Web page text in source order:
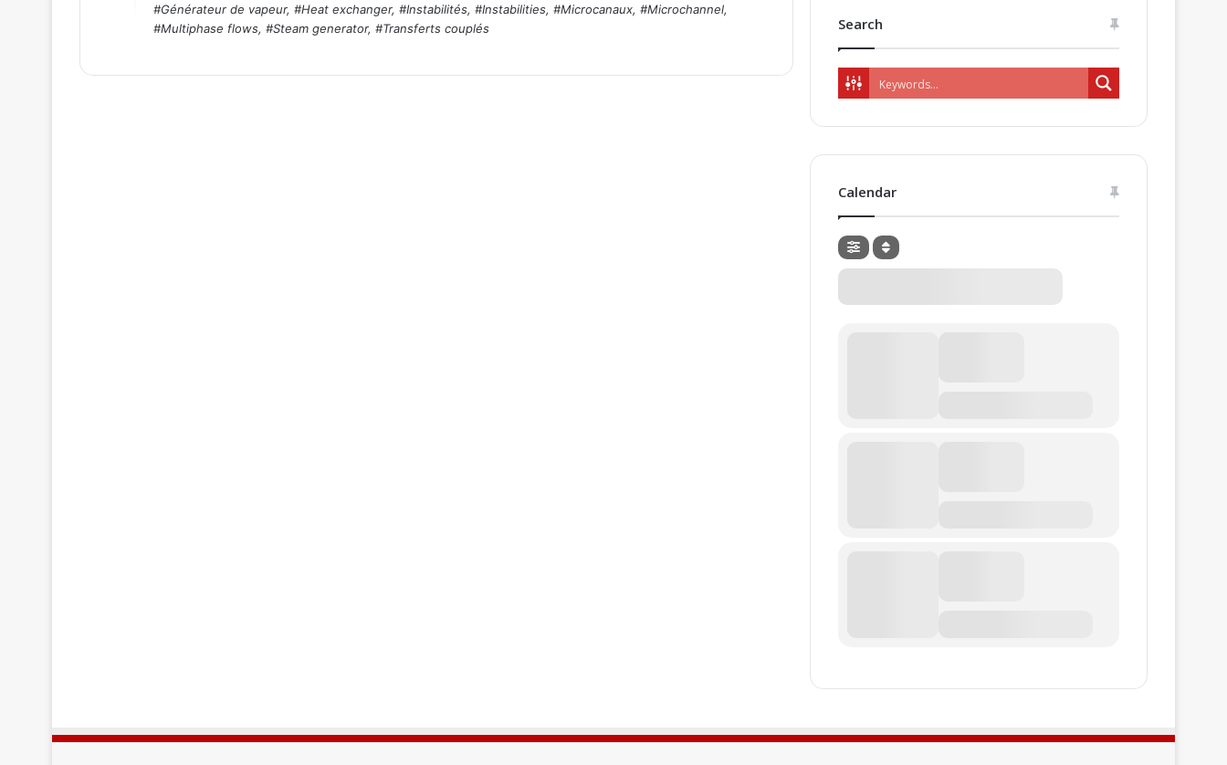
#Générateur de vapeur, #Heat exchanger, #Instabilités, #Instabilities, #Microcanaux, #Microchannel,
#Multiphase flows, #Steam generator, #Transferts couplés Search
Calendar